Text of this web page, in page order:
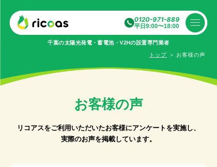
0120-971-889
平日9:00〜18:00
千葉の太陽光発電・蓄電池・V2Hの設置専⾨業者
トップ ＞ お客様の声
お客様の声
リコアスをご利用いただいたお客様にアンケートを実施し、
実際のお声を掲載しています。